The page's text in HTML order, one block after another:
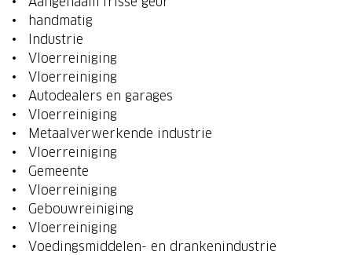
handmatig
Industrie
Vloerreiniging
Vloerreiniging
Autodealers en garages
Vloerreiniging
Metaalverwerkende industrie
Vloerreiniging
Gemeente
Vloerreiniging
Gebouwreiniging
Vloerreiniging
Voedingsmiddelen- en drankenindustrie